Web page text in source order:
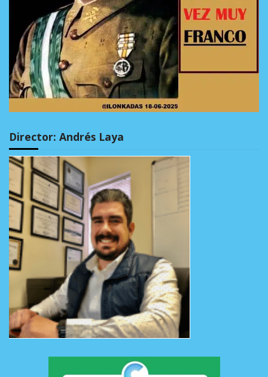
Director: Andrés Laya